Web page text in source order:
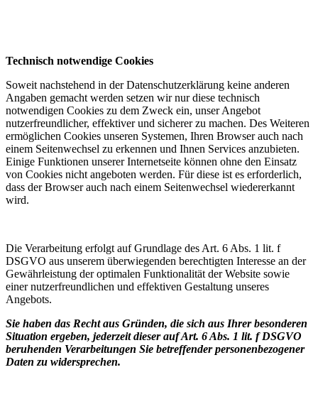
Technisch notwendige Cookies
Soweit nachstehend in der Datenschutzerklärung keine anderen
Angaben gemacht werden setzen wir nur diese technisch
notwendigen Cookies zu dem Zweck ein, unser Angebot
nutzerfreundlicher, effektiver und sicherer zu machen. Des Weiteren
ermöglichen Cookies unseren Systemen, Ihren Browser auch nach
einem Seitenwechsel zu erkennen und Ihnen Services anzubieten.
Einige Funktionen unserer Internetseite können ohne den Einsatz
von Cookies nicht angeboten werden. Für diese ist es erforderlich,
dass der Browser auch nach einem Seitenwechsel wiedererkannt
wird.
Die Verarbeitung erfolgt auf Grundlage des Art. 6 Abs. 1 lit. f
DSGVO aus unserem überwiegenden berechtigten Interesse an der
Gewährleistung der optimalen Funktionalität der Website sowie
einer nutzerfreundlichen und effektiven Gestaltung unseres
Angebots.
Sie haben das Recht aus Gründen, die sich aus Ihrer besonderen
Situation ergeben, jederzeit dieser auf Art. 6 Abs. 1 lit. f DSGVO
beruhenden Verarbeitungen Sie betreffender personenbezogener
Daten zu widersprechen.